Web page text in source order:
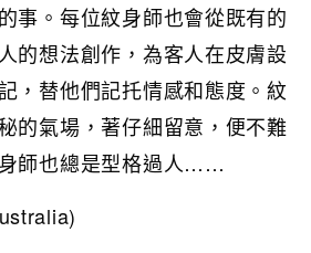
事。每位紋身師也會從既有的
的想法創作，為客人在皮膚設
，替他們記托情感和態度。紋
的氣場，著仔細留意，便不難
師也總是型格過人……